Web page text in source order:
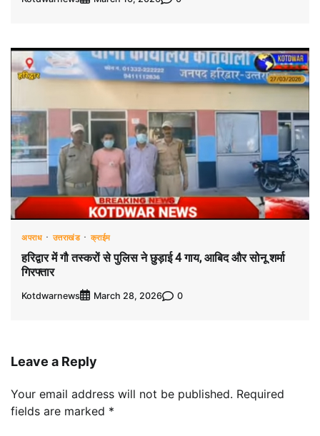
अपराध उत्तराखंड क्राईम
हरिद्वार में गौ तस्करों से पुलिस ने छुड़ाई 4 गाय, आबिद और सोनू शर्मा
गिरफ्तार
Kotdwarnews March 28, 2026 0
Leave a Reply
Your email address will not be published. Required
fields are marked *